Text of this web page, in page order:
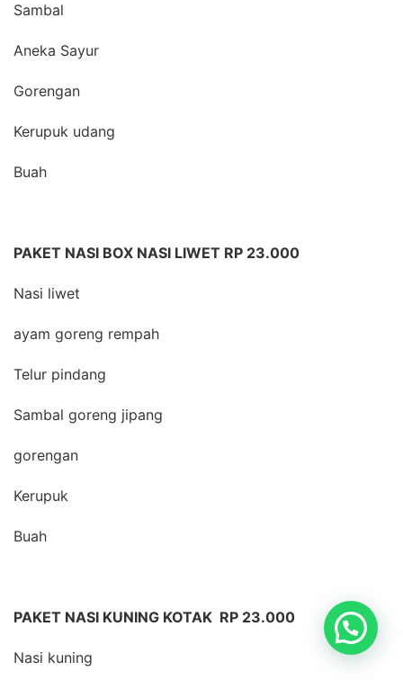
Sambal
Aneka Sayur
Gorengan
Kerupuk udang
Buah
PAKET NASI BOX NASI LIWET RP 23.000
Nasi liwet
ayam goreng rempah
Telur pindang
Sambal goreng jipang
gorengan
Kerupuk
Buah
PAKET NASI KUNING KOTAK RP 23.000
Nasi kuning